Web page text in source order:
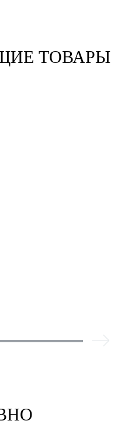
ТОВАРЫ